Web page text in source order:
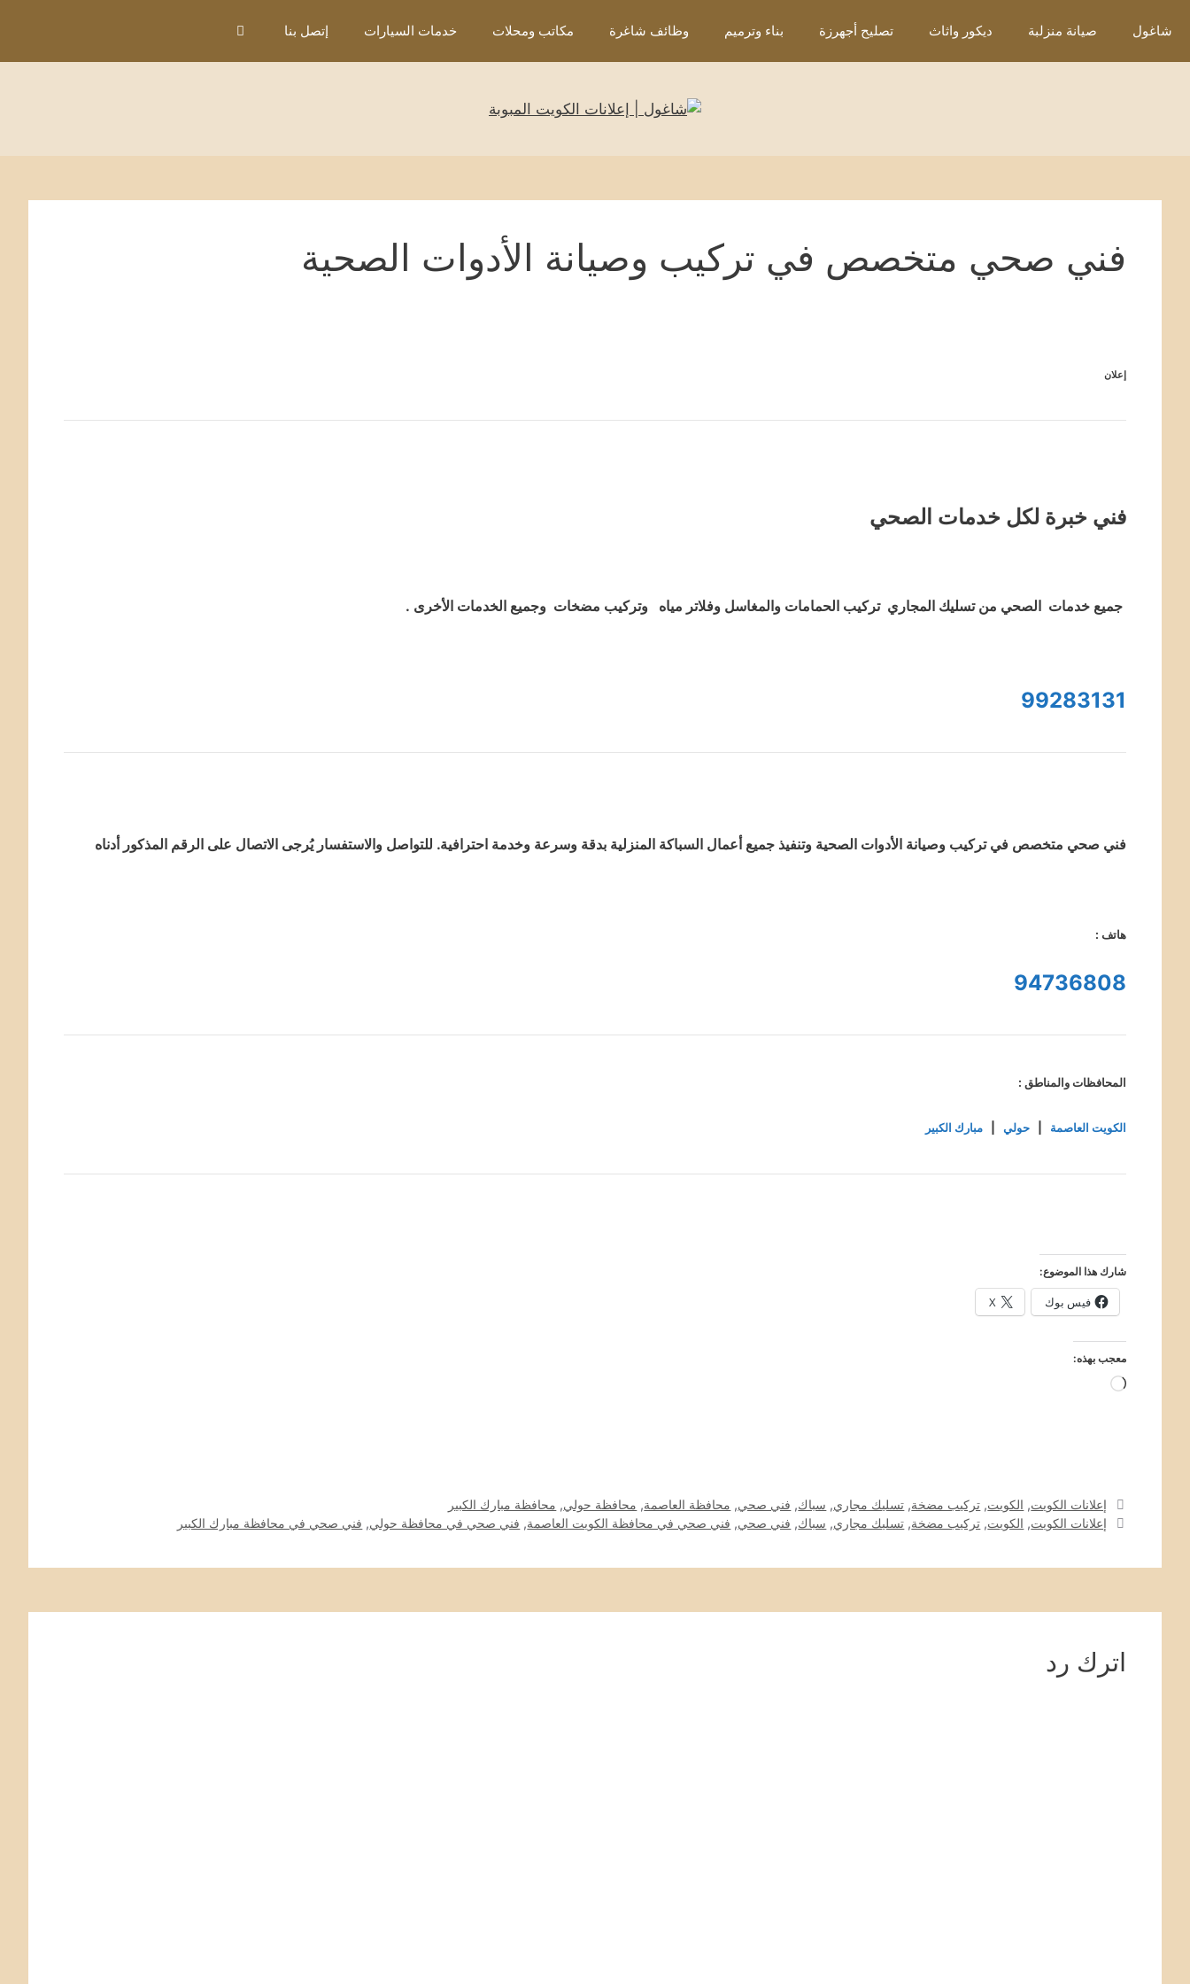
إلىشاغول صيانة منزلبة ديكور واثاث تصليح أجهرزة بناء وترميم وظائف شاغرة مكاتب ومحلات خدمات السيارات إتصل بنا
فني صحي متخصص في تركيب وصيانة الأدوات الصحية
إعلان
فني خبرة لكل خدمات الصحي
جميع خدمات الصحي من تسليك المجاري تركيب الحمامات والمغاسل وفلاتر مياه وتركيب مضخات وجميع الخدمات الأخرى .
99283131
فني صحي متخصص في تركيب وصيانة الأدوات الصحية وتنفيذ جميع أعمال السباكة المنزلية بدقة وسرعة وخدمة احترافية. للتواصل والاستفسار يُرجى الاتصال على الرقم المذكور أدناه
هاتف :
94736808
المحافظات والمناطق :
الكويت العاصمة حولي مبارك الكبير
شارك هذا الموضوع:
فيس بوك X
معجب بهذه:
جاري
التصنيفات
إعلانات الكويت, الكويت, تركيب مضخة, تسليك مجاري, سباك, فني صحي, محافظة العاصمة, محافظة حولي, محافظة مبارك الكبير
الوسوم
إعلانات الكويت, الكويت, تركيب مضخة, تسليك مجاري, سباك, فني صحي, فني صحي في محافظة الكويت العاصمة, فني صحي في محافظة حولي, فني صحي في محافظة مبارك الكبير
اترك رد